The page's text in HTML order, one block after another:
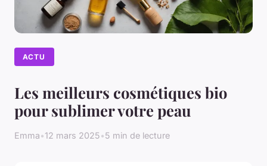
ACTU
Les meilleurs cosmétiques bio
pour sublimer votre peau
Emma•12 mars 2025•5 min de lecture